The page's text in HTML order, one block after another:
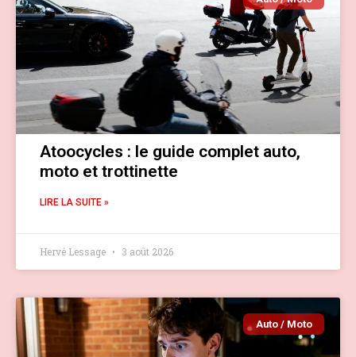
Atoocycles : le guide complet auto,
moto et trottinette
LIRE LA SUITE »
Hervé Lessage 3 août 2026
Auto / Moto